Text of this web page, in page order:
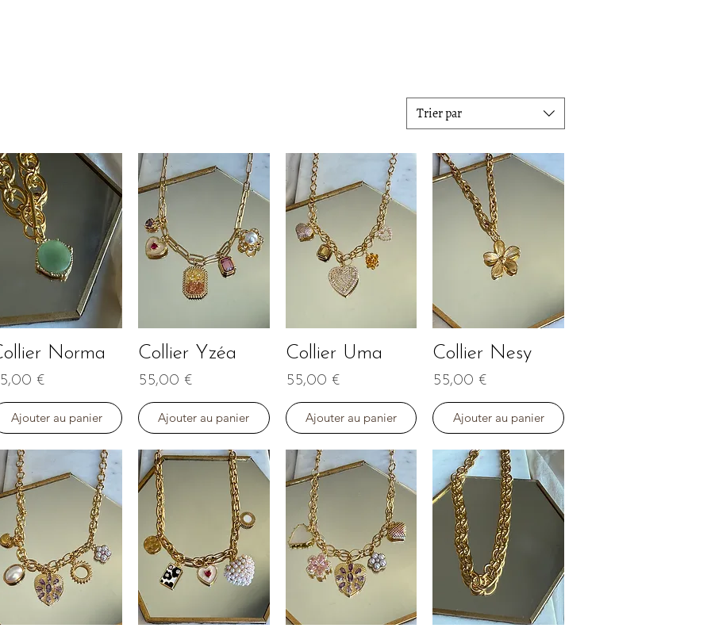
Trier par
Aperçu rapide
Norma
€
Ajouter au panier
Aperçu rapide
Collier Yzéa
Prix
55,00 €
Ajouter au panier
Collier Uma
Prix
55,00 €
Ajouter au panier
Aperçu rapide
Collier Nesy
Prix
55,00 €
Ajouter au panier